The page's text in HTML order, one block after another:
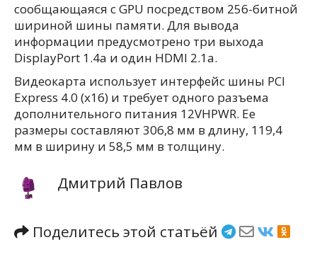
сообщающаяся с GPU посредством 256-битной
шириной шины памяти. Для вывода
информации предусмотрено три выхода
DisplayPort 1.4a и один HDMI 2.1a.
Видеокарта использует интерфейс шины PCI
Express 4.0 (x16) и требует одного разъема
дополнительного питания 12VHPWR. Ее
размеры составляют 306,8 мм в длину, 119,4
мм в ширину и 58,5 мм в толщину.
Дмитрий Павлов
Поделитесь этой статьёй